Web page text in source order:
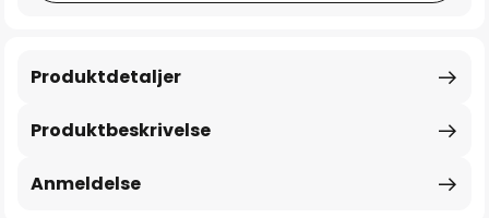
Produktbeskrivelse
Produktdetaljer
Anmeldelse